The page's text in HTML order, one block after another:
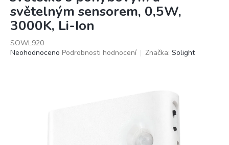
světelným sensorem, 0,5W,
3000K, Li-Ion
SOWL920
Průměrné
Neohodnoceno Podrobnosti hodnocení Značka: Solight